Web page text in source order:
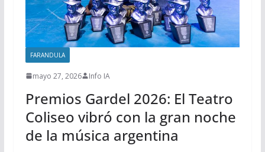
FARANDULA
mayo 27, 2026 Info IA
Premios Gardel 2026: El Teatro
Coliseo vibró con la gran noche
de la música argentina